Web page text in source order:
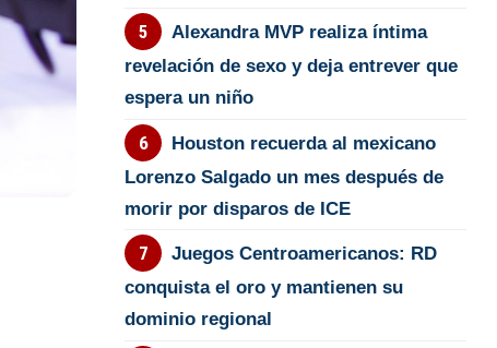
Alexandra MVP realiza íntima
revelación de sexo y deja entrever que
espera un niño
Houston recuerda al mexicano
Lorenzo Salgado un mes después de
morir por disparos de ICE
Juegos Centroamericanos: RD
conquista el oro y mantienen su
dominio regional